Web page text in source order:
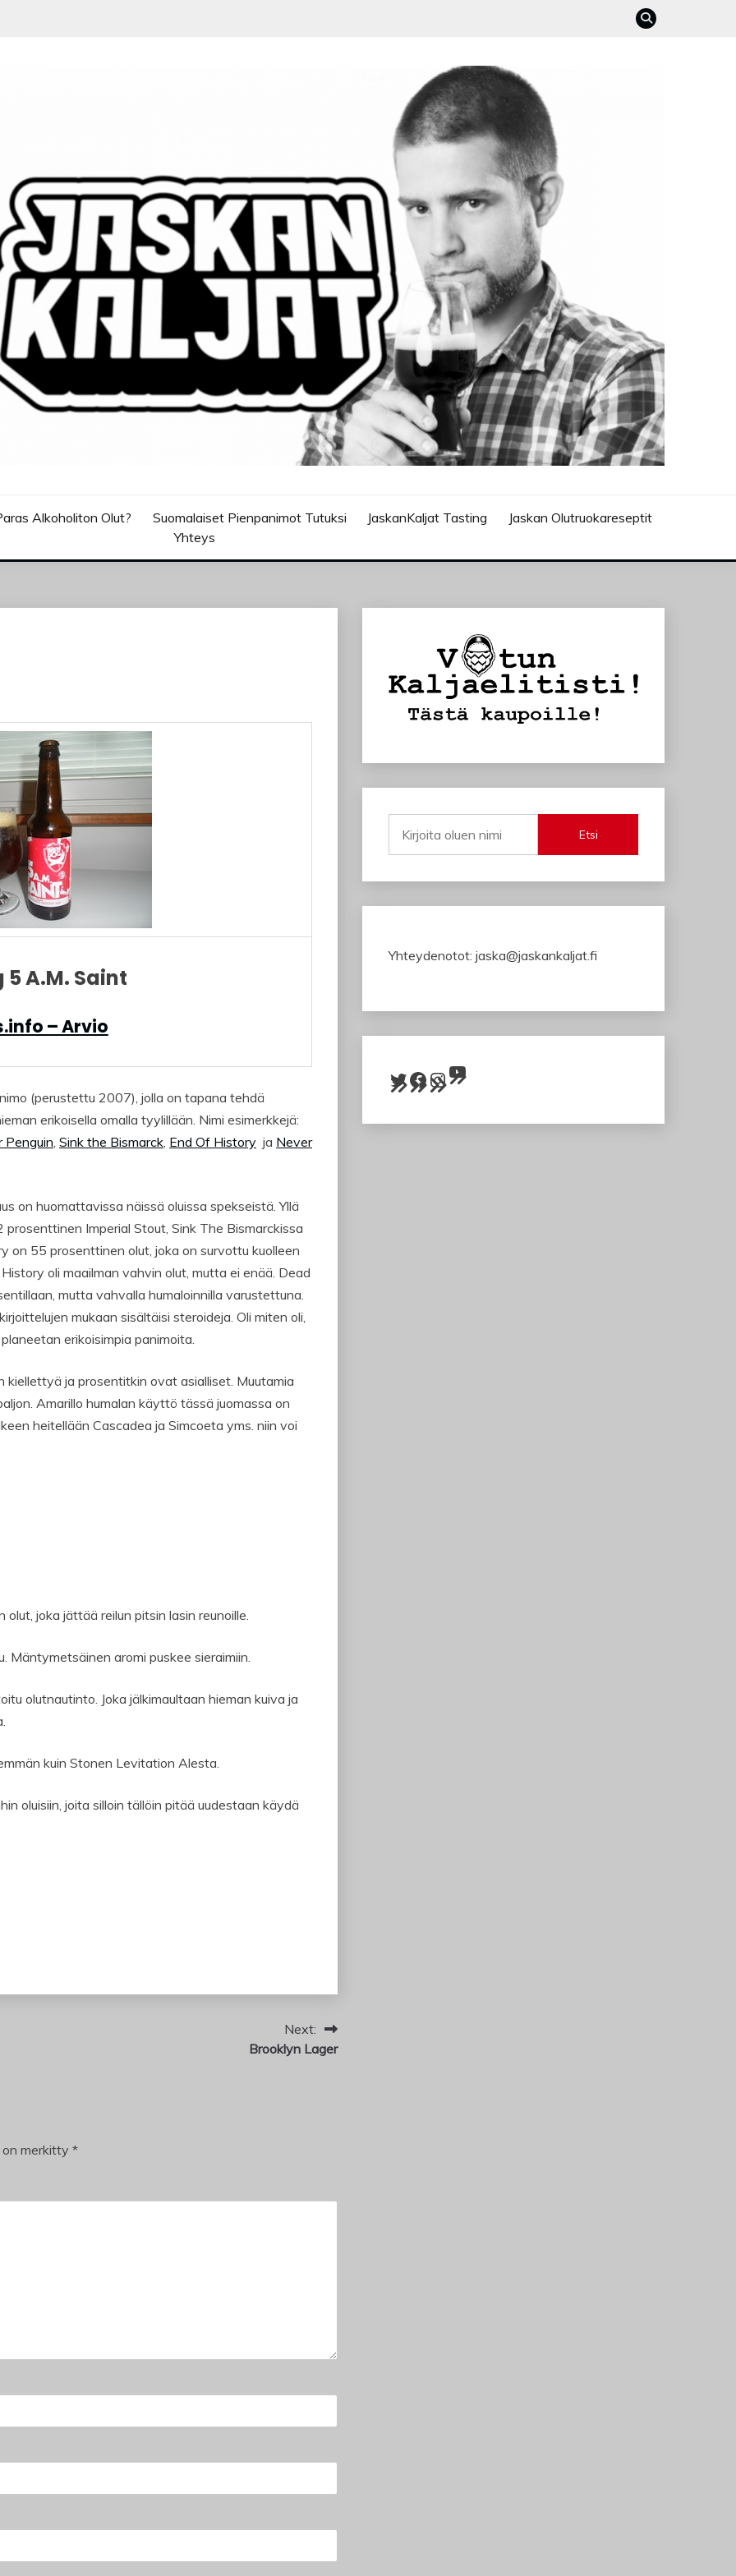
Alkoholiton Olut? Suomalaiset Pienpanimot Tutuksi JaskanKaljat Tasting
Jaskan Olutruokareseptit
Yhteys
5 A.M. Saint
– Arvio
(perustettu 2007), jolla on tapana tehdä
erikoisella omalla tyylillään. Nimi esimerkkejä:
Penguin, Sink the Bismarck, End Of History ja Never
on huomattavissa näissä oluissa spekseistä. Yllä
Imperial Stout, Sink The Bismarckissa
on 55 prosenttinen olut, joka on survottu kuolleen
oli maailman vahvin olut, mutta ei enää. Dead
mutta vahvalla humaloinnilla varustettuna.
mukaan sisältäisi steroideja. Oli miten oli,
erikoisimpia panimoita.
kiellettyä ja prosentitkin ovat asialliset. Muutamia
Amarillo humalan käyttö tässä juomassa on
heitellään Cascadea ja Simcoeta yms. niin voi
joka jättää reilun pitsin lasin reunoille.
Mäntymetsäinen aromi puskee sieraimiin.
olutnautinto. Joka jälkimaultaan hieman kuiva ja
kuin Stonen Levitation Alesta.
oluisiin, joita silloin tällöin pitää uudestaan käydä
Next:
Brooklyn Lager
merkitty *
Etsi
Yhteydenotot: jaska@jaskankaljat.fi
Twitter Facebook InstagramYouTube